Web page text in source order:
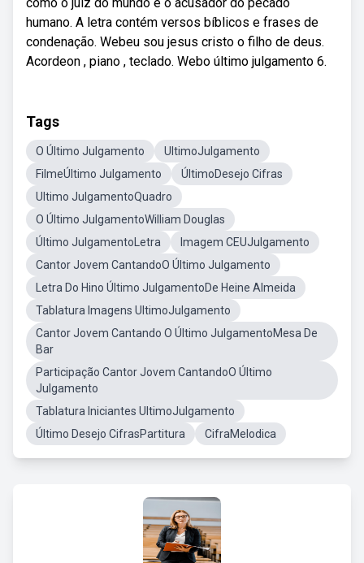
humano. A letra contém versos bíblicos e frases de
condenação. Webeu sou jesus cristo o filho de deus.
Acordeon , piano , teclado. Webo último julgamento 6.
Tags
O Último Julgamento
UltimoJulgamento
FilmeÚltimo Julgamento
ÚltimoDesejo Cifras
Ultimo JulgamentoQuadro
O Último JulgamentoWilliam Douglas
Último JulgamentoLetra
Imagem CEUJulgamento
Cantor Jovem CantandoO Último Julgamento
Letra Do Hino Último JulgamentoDe Heine Almeida
Tablatura Imagens UltimoJulgamento
Cantor Jovem Cantando O Último JulgamentoMesa De
Bar
Participação Cantor Jovem CantandoO Último
Julgamento
Tablatura Iniciantes UltimoJulgamento
Último Desejo CifrasPartitura
CifraMelodica